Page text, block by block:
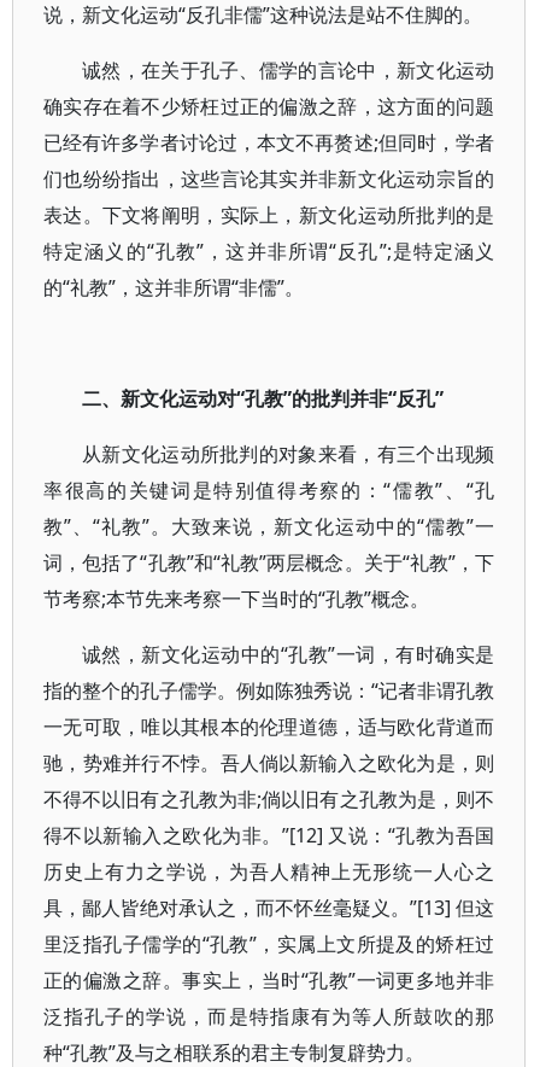
说，新文化运动“反孔非儒”这种说法是站不住脚的。
诚然，在关于孔子、儒学的言论中，新文化运动
确实存在着不少矫枉过正的偏激之辞，这方面的问题
已经有许多学者讨论过，本文不再赘述;但同时，学者
们也纷纷指出，这些言论其实并非新文化运动宗旨的
表达。下文将阐明，实际上，新文化运动所批判的是
特定涵义的“孔教”，这并非所谓“反孔”;是特定涵义
的“礼教”，这并非所谓“非儒”。
二、新文化运动对“孔教”的批判并非“反孔”
从新文化运动所批判的对象来看，有三个出现频
率很高的关键词是特别值得考察的：“儒教”、“孔
教”、“礼教”。大致来说，新文化运动中的“儒教”一
词，包括了“孔教”和“礼教”两层概念。关于“礼教”，下
节考察;本节先来考察一下当时的“孔教”概念。
诚然，新文化运动中的“孔教”一词，有时确实是
指的整个的孔子儒学。例如陈独秀说：“记者非谓孔教
一无可取，唯以其根本的伦理道德，适与欧化背道而
驰，势难并行不悖。吾人倘以新输入之欧化为是，则
不得不以旧有之孔教为非;倘以旧有之孔教为是，则不
得不以新输入之欧化为非。”[12] 又说：“孔教为吾国
历史上有力之学说，为吾人精神上无形统一人心之
具，鄙人皆绝对承认之，而不怀丝毫疑义。”[13] 但这
里泛指孔子儒学的“孔教”，实属上文所提及的矫枉过
正的偏激之辞。事实上，当时“孔教”一词更多地并非
泛指孔子的学说，而是特指康有为等人所鼓吹的那
种“孔教”及与之相联系的君主专制复辟势力。